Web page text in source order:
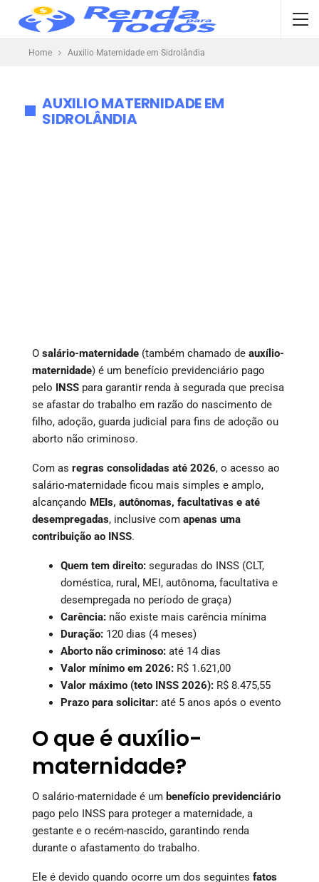
Home Auxilio Maternidade em Sidrolândia
AUXILIO MATERNIDADE EM
SIDROLÂNDIA
O salário-maternidade (também chamado de auxílio-
maternidade) é um benefício previdenciário pago
pelo INSS para garantir renda à segurada que precisa
se afastar do trabalho em razão do nascimento de
filho, adoção, guarda judicial para fins de adoção ou
aborto não criminoso.
Com as regras consolidadas até 2026, o acesso ao
salário-maternidade ficou mais simples e amplo,
alcançando MEIs, autônomas, facultativas e até
desempregadas, inclusive com apenas uma
contribuição ao INSS.
Quem tem direito: seguradas do INSS (CLT,
doméstica, rural, MEI, autônoma, facultativa e
desempregada no período de graça)
Carência: não existe mais carência mínima
Duração: 120 dias (4 meses)
Aborto não criminoso: até 14 dias
Valor mínimo em 2026: R$ 1.621,00
Valor máximo (teto INSS 2026): R$ 8.475,55
Prazo para solicitar: até 5 anos após o evento
O que é auxílio-
maternidade?
O salário-maternidade é um benefício previdenciário
pago pelo INSS para proteger a maternidade, a
gestante e o recém-nascido, garantindo renda
durante o afastamento do trabalho.
Ele é devido quando ocorre um dos seguintes fatos